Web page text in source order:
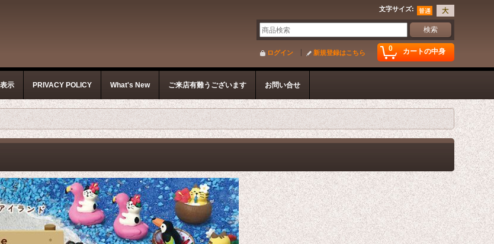
文字サイズ:
0 カートの中身
ログイン 新規登録はこちら
示 PRIVACY POLICY What's New ご来店有難うございます お問い合せ